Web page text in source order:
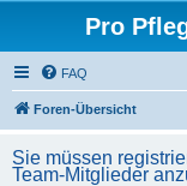
Pro
FAQ
Foren-Übersicht
Sie müssen
Team-Mitglieder